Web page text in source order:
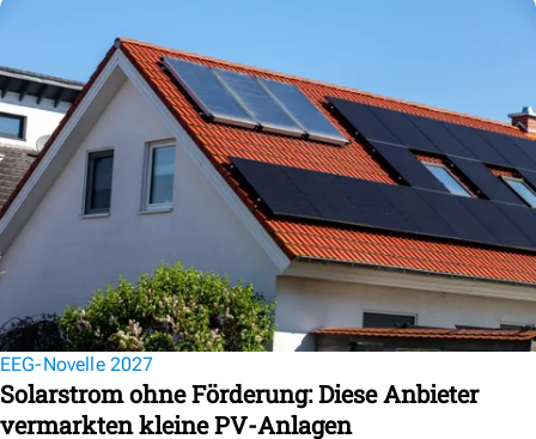
EEG-Novelle 2027
Solarstrom ohne Förderung: Diese Anbieter
vermarkten kleine PV-Anlagen